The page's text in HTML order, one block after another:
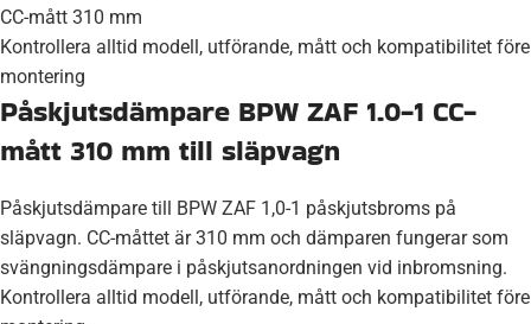
CC-mått 310 mm
Kontrollera alltid modell, utförande, mått och kompatibilitet före
montering
Påskjutsdämpare BPW ZAF 1.0-1 CC-
mått 310 mm till släpvagn
Påskjutsdämpare till BPW ZAF 1,0-1 påskjutsbroms på
släpvagn. CC-måttet är 310 mm och dämparen fungerar som
svängningsdämpare i påskjutsanordningen vid inbromsning.
Kontrollera alltid modell, utförande, mått och kompatibilitet före